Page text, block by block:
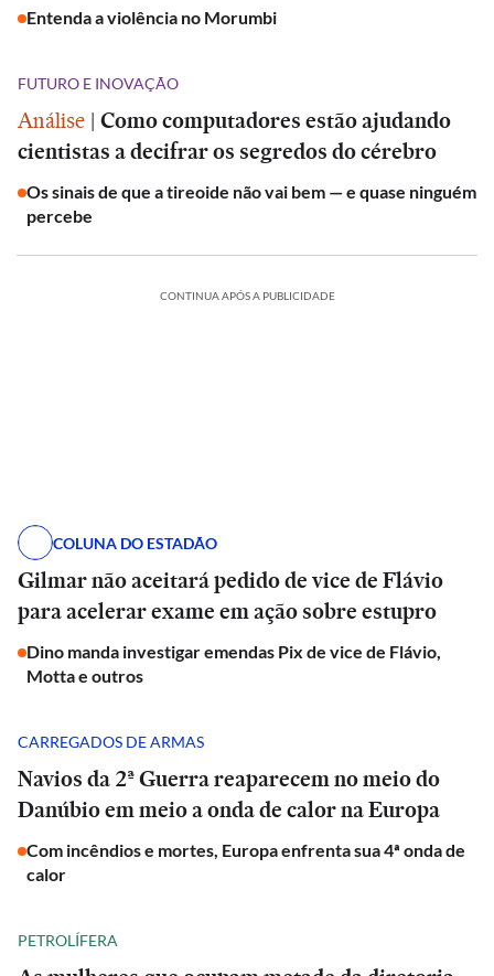
Entenda a violência no Morumbi
FUTURO E INOVAÇÃO
Análise | Como computadores estão ajudando
cientistas a decifrar os segredos do cérebro
Os sinais de que a tireoide não vai bem — e quase ninguém
percebe
CONTINUA APÓS A PUBLICIDADE
COLUNA DO ESTADÃO
Gilmar não aceitará pedido de vice de Flávio
para acelerar exame em ação sobre estupro
Dino manda investigar emendas Pix de vice de Flávio,
Motta e outros
CARREGADOS DE ARMAS
Navios da 2ª Guerra reaparecem no meio do
Danúbio em meio a onda de calor na Europa
Com incêndios e mortes, Europa enfrenta sua 4ª onda de
calor
PETROLÍFERA